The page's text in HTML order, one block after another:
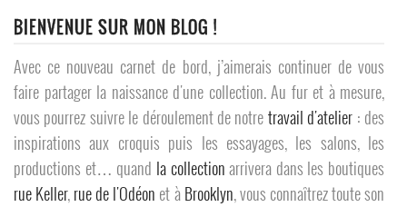
BIENVENUE SUR MON BLOG !
Avec ce nouveau carnet de bord, j’aimerais continuer de vous
faire partager la naissance d'une collection. Au fur et à mesure,
vous pourrez suivre le déroulement de notretravail d'atelier : des
inspirations aux croquis puis les essayages, les salons, les
productions et… quand la collectionarrivera dans les boutiques
rue Keller,rue de l'Odéon et àBrooklyn, vous connaîtrez toute son